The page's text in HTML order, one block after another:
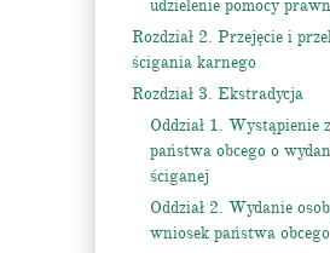
udzielenie pomocy
Rozdział 2. Przejęcie i
ścigania karnego
Rozdział 3. Ekstradycja
Oddział 1. Wystąpienie
państwa obcego o
ściganej
Oddział 2. Wydanie
wniosek państwa obcego